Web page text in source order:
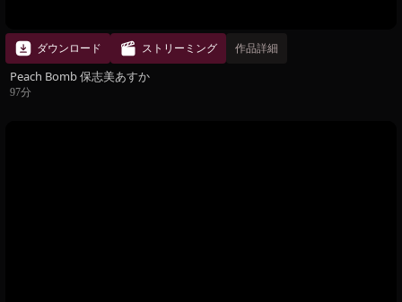
ダウンロード ストリーミング 作品詳細
Peach Bomb 保志美あすか
97分